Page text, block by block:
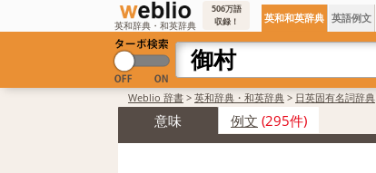
英和辞典・和英辞典
506万語
収録！
英和和英辞典 英語例文
Weblio 辞書 > 英和辞典・和英辞典 > 日英固有名詞辞典
意味 例文 (295件)